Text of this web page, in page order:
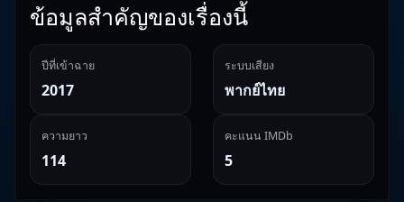
ข้อมูลสำคัญของเรื่องนี้
ปีที่เข้าฉาย
2017
ระบบเสียง
พากย์ไทย
ความยาว
114
คะแนน IMDb
5